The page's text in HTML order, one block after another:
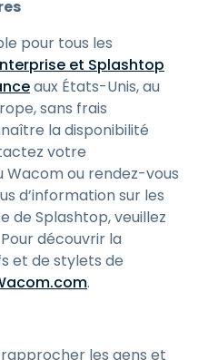
pour tous les
et Splashtop
aux États-Unis, au
sans frais
la disponibilité
votre
ou rendez-vous
d’information sur les
de Splashtop, veuillez
découvrir la
et de stylets de
.
les gens et